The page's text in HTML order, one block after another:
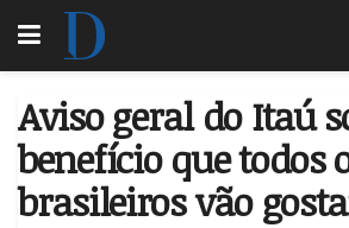
Aviso geral do Itaú
benefício que todos
brasileiros vão